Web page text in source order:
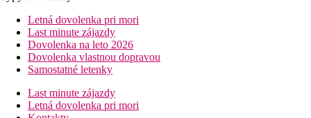
Štandardný apartmán:
Izby sú vybavené manželskou posteľou alebo dvoma
s vaňou.
Štandardné štúdio:
Izby sú vybavené manželskou posteľou alebo dvoma
Vzdialenosti
Letná dovolenka pri mori
Last minute zájazdy
Dovolenka na leto 2026
Dovolenka vlastnou dopravou
Samostatné letenky
Last minute zájazdy
Letná dovolenka pri mori